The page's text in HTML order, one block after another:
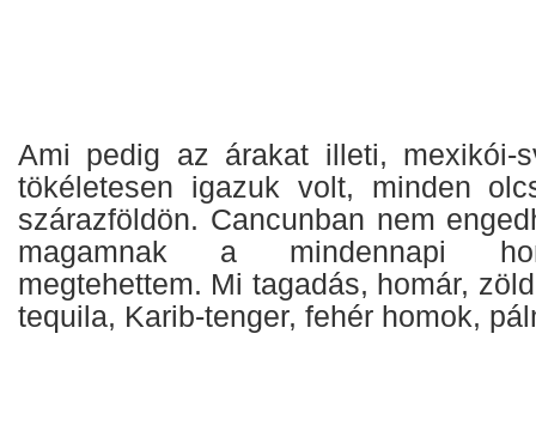
Ami pedig az árakat illeti, mexikói-
tökéletesen igazuk volt, minden
szárazföldön. Cancunban nem
magamnak a mindennapi
megtehettem. Mi tagadás, homár,
tequila, Karib-tenger, fehér homok,